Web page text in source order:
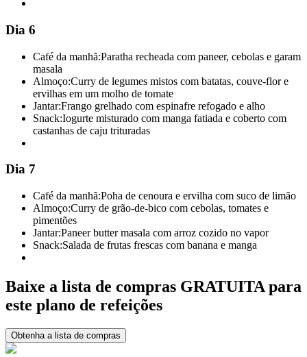
Dia 6
Café da manhã:Paratha recheada com paneer, cebolas e garam
masala
Almoço:Curry de legumes mistos com batatas, couve-flor e
ervilhas em um molho de tomate
Jantar:Frango grelhado com espinafre refogado e alho
Snack:Iogurte misturado com manga fatiada e coberto com
castanhas de caju trituradas
Dia 7
Café da manhã:Poha de cenoura e ervilha com suco de limão
Almoço:Curry de grão-de-bico com cebolas, tomates e
pimentões
Jantar:Paneer butter masala com arroz cozido no vapor
Snack:Salada de frutas frescas com banana e manga
Baixe a lista de compras GRATUITA para
este plano de refeições
Obtenha a lista de compras